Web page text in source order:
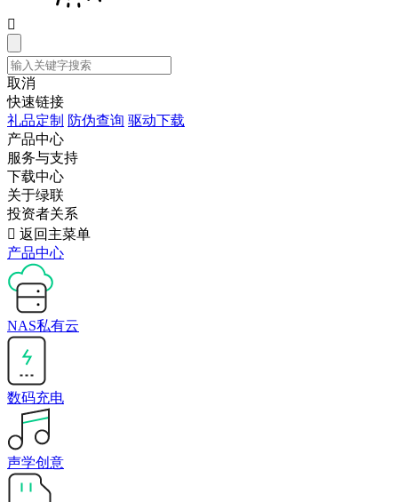

取消
快速链接
礼品定制 防伪查询 驱动下载
产品中心
服务与支持
下载中心
关于绿联
投资者关系
 返回主菜单
产品中心
NAS私有云
数码充电
声学创意